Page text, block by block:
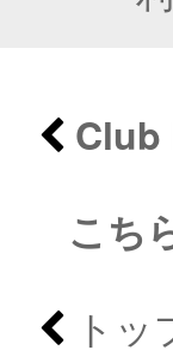
Club
こち
ト